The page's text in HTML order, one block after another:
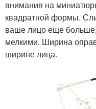
внимания на
квадратной формы.
ваше лицо еще больше,
мелкими. Ширина
ширине лица.